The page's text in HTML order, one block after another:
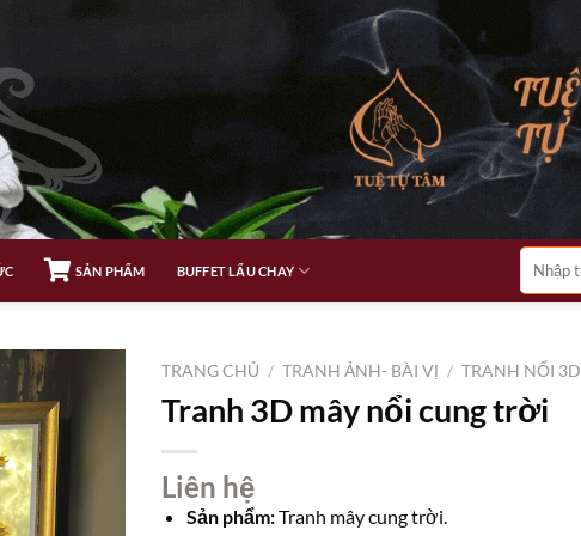
SẢN PHẨM BUFFET LẨU CHAY
Tìm
kiếm:
TRANG CHỦ / TRANH ẢNH- BÀI VỊ / TRANH NỔI 3D
Tranh 3D mây nổi cung trời
Liên hệ
Sản phẩm:Tranh mây cung trời.